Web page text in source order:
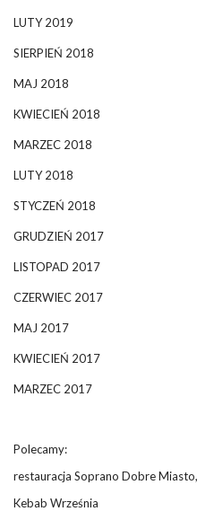
LUTY 2019
SIERPIEŃ 2018
MAJ 2018
KWIECIEŃ 2018
MARZEC 2018
LUTY 2018
STYCZEŃ 2018
GRUDZIEŃ 2017
LISTOPAD 2017
CZERWIEC 2017
MAJ 2017
KWIECIEŃ 2017
MARZEC 2017
Polecamy:
restauracja Soprano Dobre Miasto,
Kebab Września